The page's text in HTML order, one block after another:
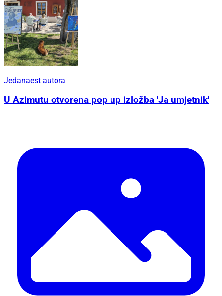
Jedanaest autora
U Azimutu otvorena pop up izložba 'Ja umjetnik'